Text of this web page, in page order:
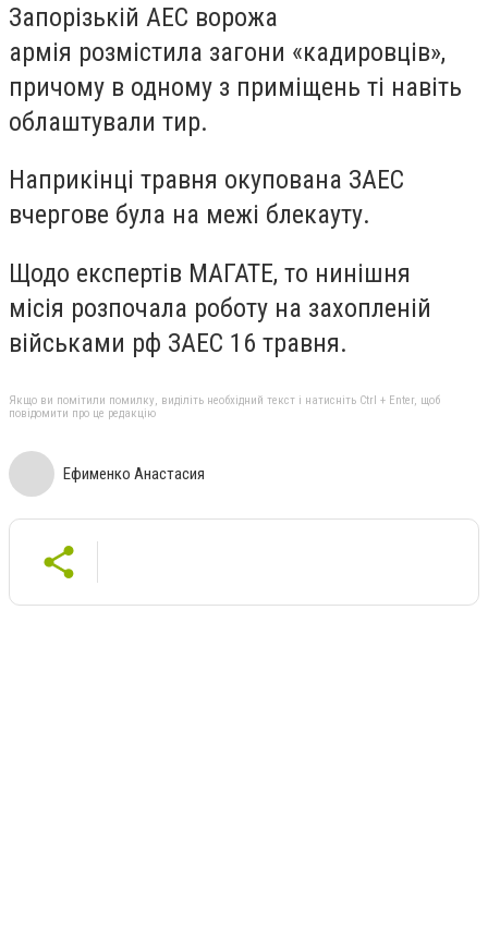
Запорізькій АЕС ворожа
армія розмістила загони «кадировців»,
причому в одному з приміщень ті навіть
облаштували тир.
Наприкінці травня окупована ЗАЕС
вчергове була на межі блекауту.
Щодо експертів МАГАТЕ, то нинішня
місія розпочала роботу на захопленій
військами рф ЗАЕС 16 травня.
Якщо ви помітили помилку, виділіть необхідний текст і натисніть Ctrl + Enter, щоб
повідомити про це редакцію
Ефименко Анастасия